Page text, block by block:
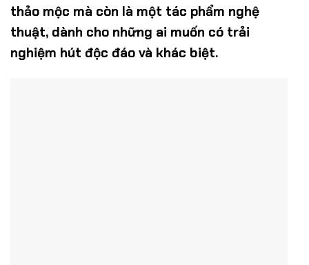
thảo mộc mà còn là một tác phẩm nghệ
thuật, dành cho những ai muốn có trải
nghiệm hút độc đáo và khác biệt.